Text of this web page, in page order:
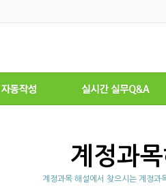
계정과
계정과목 해설에서 찾으시는 계정과